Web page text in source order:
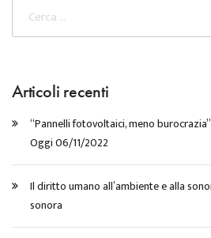
Articoli recenti
“Pannelli fotovoltaici, meno
Oggi 06/11/2022
Il diritto umano all’ambiente e alla
sonora